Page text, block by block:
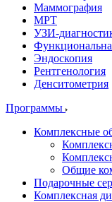
Маммография
МРТ
УЗИ-
Эндоскопия
Рентгенология
Денситометрия
Программы
Комплексные
Общие
Подарочные
Комплексная